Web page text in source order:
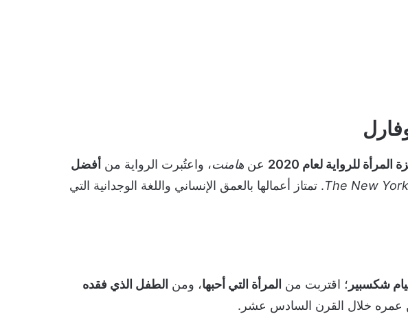
المرأة للرواية لعام 2020 عن هامنت، واعتُبرت الرواية من أفضل
The New. تمتاز أعمالها بالعمق الإنساني واللغة الوجدانية التي
شكسبير ؛ اقتربت من المرأة التي أحبها، ومن الطفل الذي فقده
عمره خلال القرن السادس عشر.